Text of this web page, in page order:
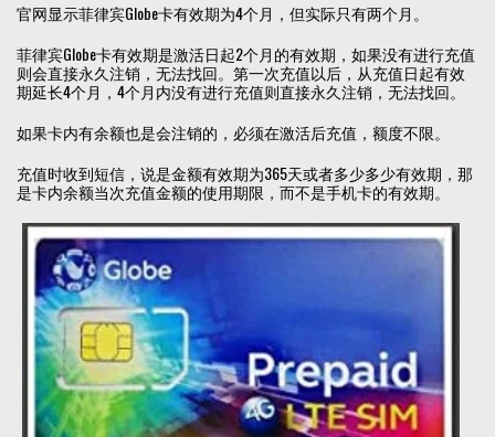
官网显示菲律宾Globe卡有效期为4个月，但实际只有两个月。
菲律宾Globe卡有效期是激活日起2个月的有效期，如果没有进行充值
则会直接永久注销，无法找回。第一次充值以后，从充值日起有效
期延长4个月，4个月内没有进行充值则直接永久注销，无法找回。
如果卡内有余额也是会注销的，必须在激活后充值，额度不限。
充值时收到短信，说是金额有效期为365天或者多少多少有效期，那
是卡内余额当次充值金额的使用期限，而不是手机卡的有效期。